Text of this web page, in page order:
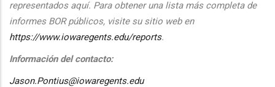
representados aquí. Para obtener una lista más completa de
informes BOR públicos, visite su sitio web en
https://www.iowaregents.edu/reports.
Información del contacto:
Jason.Pontius@iowaregents.edu